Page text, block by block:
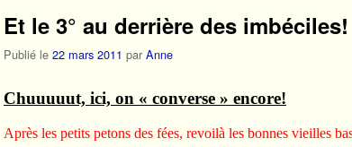
Et le 3° au derrière des imbéciles!
Publié le 22 mars 2011 par Anne
Chuuuuut, ici, on « converse » encore!
Après les petits petons des fées, revoilà les bonnes vieilles